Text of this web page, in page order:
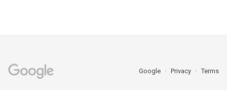
Google Privacy Terms